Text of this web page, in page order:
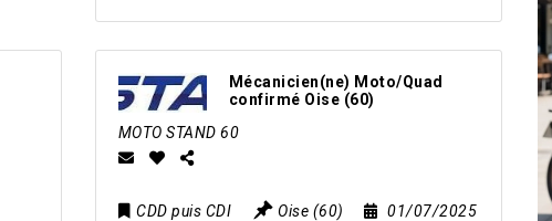
Mécanicien(ne) Moto/Quad
confirmé Oise (60)
MOTO STAND 60
CDD puis CDI Oise (60)
01/07/2025